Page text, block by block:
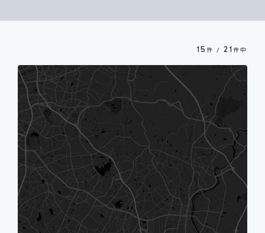
おでかけ
トヨタグラムCOLLECTION
ヤングタイマーラヴァー
TIPS
CLOSE
15 件 / 21件中